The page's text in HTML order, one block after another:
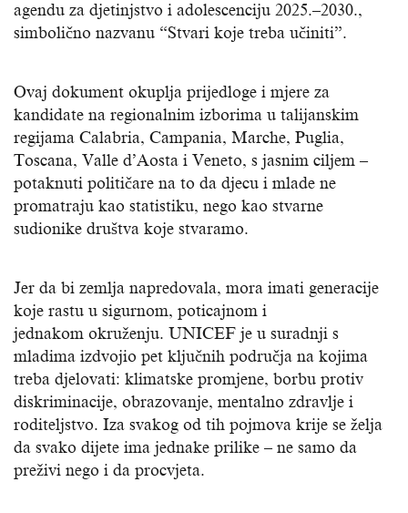
agendu za djetinjstvo i adolescenciju 2025.–2030.,
simbolično nazvanu “Stvari koje treba učiniti”.
Ovaj dokument okuplja prijedloge i mjere za
kandidate na regionalnim izborima u talijanskim
regijama Calabria, Campania, Marche, Puglia,
Toscana, Valle d’Aosta i Veneto, s jasnim ciljem –
potaknuti političare na to da djecu i mlade ne
promatraju kao statistiku, nego kao stvarne
sudionike društva koje stvaramo.
Jer da bi zemlja napredovala, mora imati generacije
koje rastu u sigurnom, poticajnom i
jednakom okruženju. UNICEF je u suradnji s
mladima izdvojio pet ključnih područja na kojima
treba djelovati: klimatske promjene, borbu protiv
diskriminacije, obrazovanje, mentalno zdravlje i
roditeljstvo. Iza svakog od tih pojmova krije se želja
da svako dijete ima jednake prilike – ne samo da
preživi nego i da procvjeta.